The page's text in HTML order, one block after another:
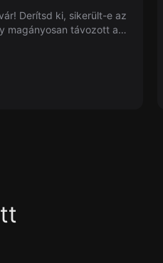
Derítsd ki, sikerült-e az
magányosan távozott a